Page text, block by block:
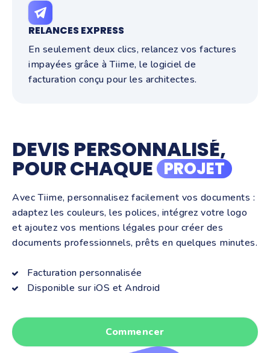
RELANCES EXPRESS
En seulement deux clics, relancez vos factures
impayées grâce à Tiime, le logiciel de
facturation conçu pour les architectes.
DEVIS PERSONNALISÉ,
POUR CHAQUE PROJET
Avec Tiime, personnalisez facilement vos documents :
adaptez les couleurs, les polices, intégrez votre logo
et ajoutez vos mentions légales pour créer des
documents professionnels, prêts en quelques minutes.
Facturation personnalisée
Disponible sur iOS et Android
Commencer